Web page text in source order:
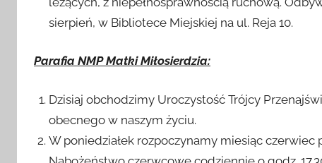
leżących, z niepełnosprawnością ruchową.
sierpień, w Bibliotece Miejskiej na ul. Reja 10.
Dzisiaj obchodzimy Uroczystość Trójcy
obecnego w naszym życiu.
W poniedziałek rozpoczynamy miesiąc